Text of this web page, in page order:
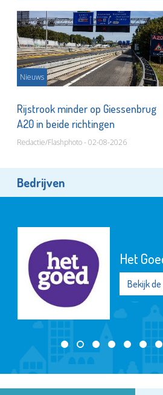
Nieuws
Rijstrook minder op Giessenbrug
A20 in beide richtingen
Redactie/Flashphoto - 02-08-2026
Bedrijven
Het
Bekijk